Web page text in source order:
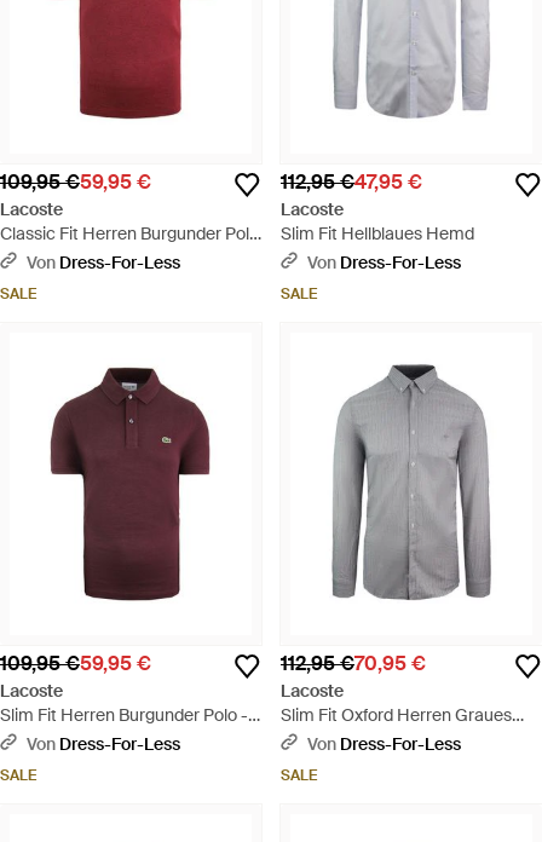
109,95 €59,95 €
Lacoste
Classic Fit Herren Burgunder Polo
-Hemd - Rot
Von Dress-For-Less
SALE
112,95 €47,95 €
Lacoste
Slim Fit Hellblaues Hemd
Von Dress-For-Less
SALE
109,95 €59,95 €
Lacoste
Slim Fit Herren Burgunder Polo -
Hemd - Rot
Von Dress-For-Less
SALE
112,95 €70,95 €
Lacoste
Slim Fit Oxford Herren Graues
Gewebtes Hemd - Grau
Von Dress-For-Less
SALE